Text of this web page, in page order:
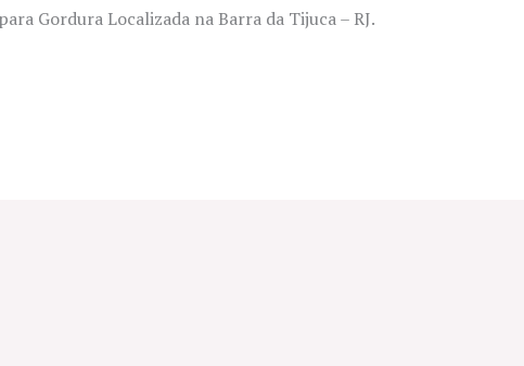
Gordura Localizada na Barra da Tijuca – RJ.